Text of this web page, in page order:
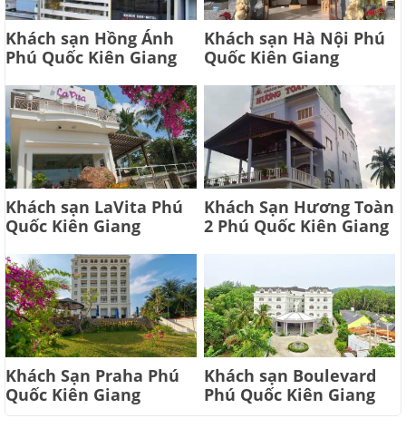
Khách sạn Hồng Ánh
Phú Quốc Kiên Giang
Khách sạn Hà Nội Phú
Quốc Kiên Giang
Khách sạn LaVita Phú
Quốc Kiên Giang
Khách Sạn Hương Toàn
2 Phú Quốc Kiên Giang
Khách Sạn Praha Phú
Quốc Kiên Giang
Khách sạn Boulevard
Phú Quốc Kiên Giang